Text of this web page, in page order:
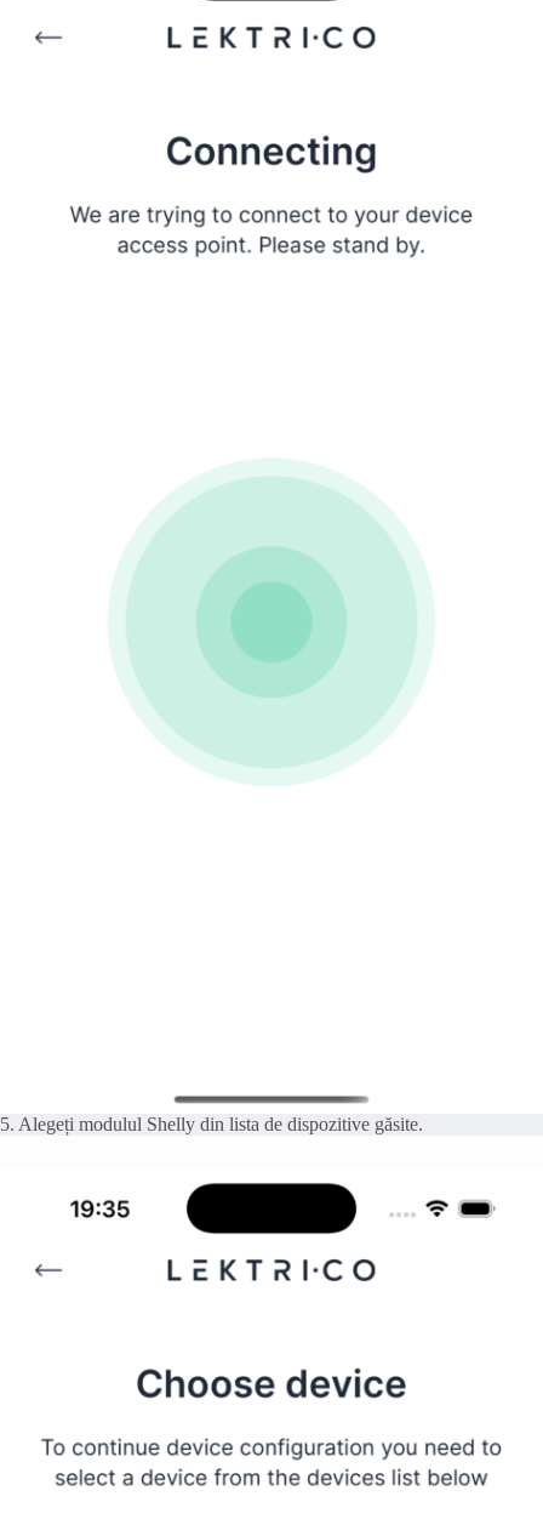
5. Alegeți modulul Shelly din lista de dispozitive găsite.